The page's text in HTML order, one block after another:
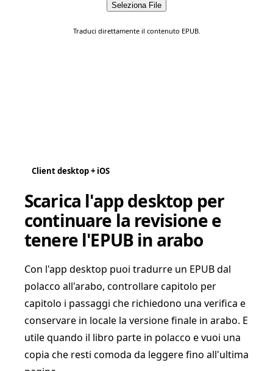
Seleziona File
Traduci direttamente il contenuto EPUB.
Client desktop + iOS
Scarica l'app desktop per
continuare la revisione e
tenere l'EPUB in arabo
Con l'app desktop puoi tradurre un EPUB dal
polacco all'arabo, controllare capitolo per
capitolo i passaggi che richiedono una verifica e
conservare in locale la versione finale in arabo. E
utile quando il libro parte in polacco e vuoi una
copia che resti comoda da leggere fino all'ultima